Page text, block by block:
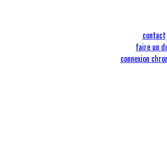
contact
faire un
connexion